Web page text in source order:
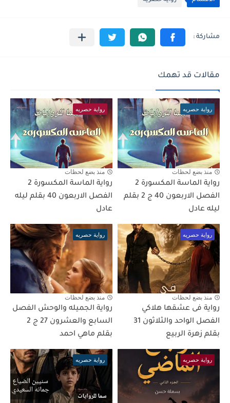
مقالات قد تهمك
رواية حصريه
منذ بضع لحظات
رواية الماسة المكسورة 2
الفصل الاربعون 40 ج 2 بقلم
ليله عادل
رواية حصريه
منذ بضع لحظات
رواية الماسة المكسورة 2
الفصل الاربعون 40 بقلم ليله
عادل
رواية حصريه
منذ بضع لحظات
رواية فى عشقها هلاكي
الفصل الواحد والثلاثون 31
بقلم زهرة الربيع
رواية حصريه
منذ بضع لحظات
رواية الجميله والوحش الفصل
السابع والعشرون 27 ج 2
بقلم ماهي احمد
رواية حصريه رواية حصريه